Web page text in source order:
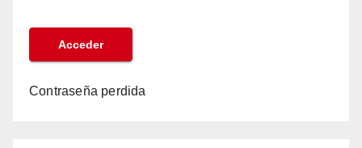
Contraseña perdida